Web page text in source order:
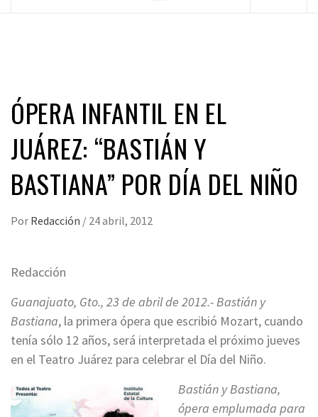
ÓPERA INFANTIL EN EL
JUÁREZ: “BASTIÁN Y
BASTIANA” POR DÍA DEL NIÑO
Por Redacción / 24 abril, 2012
Redacción
Guanajuato, Gto., 23 de abril de 2012.- Bastián y
Bastiana, la primera ópera que escribió Mozart, cuando
tenía sólo 12 años, será interpretada el próximo jueves
en el Teatro Juárez para celebrar el Día del Niño.
Bastián y Bastiana,
ópera emplumada para